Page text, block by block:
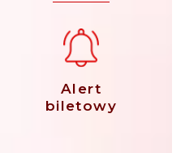
Alert
biletowy